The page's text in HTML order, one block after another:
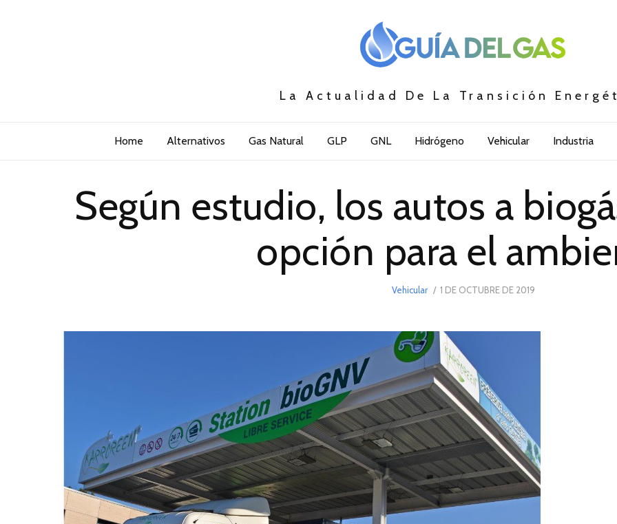
La Actualidad De La Transición
Home Alternativos Gas Natural GLP GNL Hidrógeno Vehicular Industria
Según estudio, los autos a
opción para el
Vehicular
POSTED
1 DE OCTUBRE DE 2019